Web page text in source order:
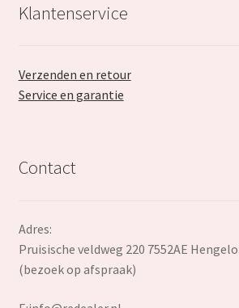
Klantenservice
Verzenden en retour
Service en garantie
Contact
Adres:
Pruisische veldweg 220 7552AE Hengelo
(bezoek op afspraak)